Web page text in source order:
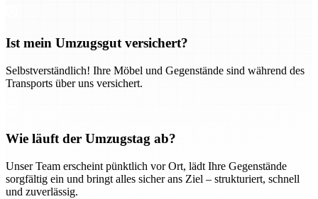
Ist mein Umzugsgut versichert?
Selbstverständlich! Ihre Möbel und Gegenstände sind während des
Transports über uns versichert.
Wie läuft der Umzugstag ab?
Unser Team erscheint pünktlich vor Ort, lädt Ihre Gegenstände
sorgfältig ein und bringt alles sicher ans Ziel – strukturiert, schnell
und zuverlässig.